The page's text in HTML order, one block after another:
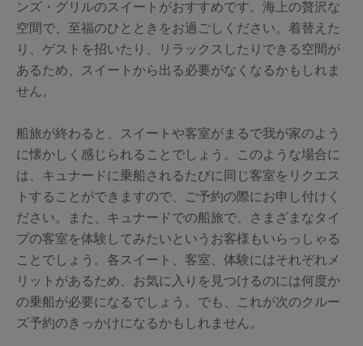
ンズ・グリルのスイートがおすすめです。海上の贅沢な
空間で、至福のひとときをお過ごしください。着替えた
り、ゲストを招いたり、リラックスしたりできる空間が
あるため、スイートから出る必要がなくなるかもしれま
せん。
船旅が終わると、スイートや客室がまるで我が家のよう
に懐かしく感じられることでしょう。このような場合に
は、キュナードに乗船されるたびに同じ客室をリクエス
トすることができますので、ご予約の際にお申し付けく
ださい。また、キュナードでの船旅で、さまざまなタイ
プの客室を体験してみたいというお客様もいらっしゃる
ことでしょう。各スイート、客室、体験にはそれぞれメ
リットがあるため、お気に入りを見つけるのには何度か
の乗船が必要になるでしょう。でも、これが次のクルー
ズ予約のきっかけになるかもしれません。